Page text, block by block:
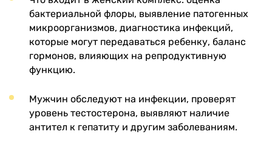
бактериальной флоры, выявление патогенных
микроорганизмов, диагностика инфекций,
которые могут передаваться ребенку, баланс
гормонов, влияющих на репродуктивную
функцию.
Мужчин обследуют на инфекции, проверят
уровень тестостерона, выявляют наличие
антител к гепатиту и другим заболеваниям.